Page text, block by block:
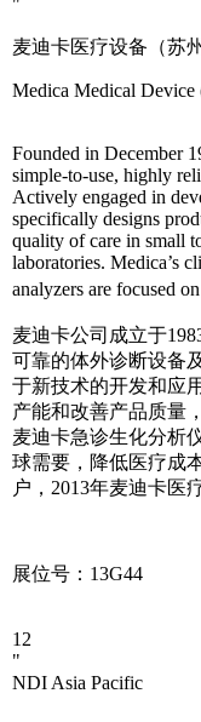
麦迪卡医疗设备（苏
Medica Medical Device
Founded in December
simple-to-use, highly
Actively engaged in
specifically designs
quality of care in small
laboratories. Medica’s
analyzers are focused
麦迪卡公司成立于
可靠的体外诊断设备
于新技术的开发和应
产能和改善产品质量
麦迪卡急诊生化分析
球需要，降低医疗成
户，2013年麦迪卡医
展位号：13G44
12
"
NDI Asia Pacific